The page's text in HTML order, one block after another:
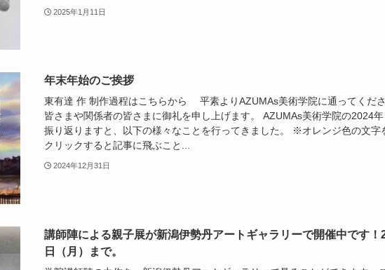
2025年1月11日
年末年始のご挨拶
東有達 作 制作過程はこちらから 平素よりAZUMAs美術学院に通ってくだ
皆さまや関係者の皆さまに御礼を申し上げます。 AZUMAs美術学院の2024年
振り返りますと、以下の様々なことを行ってきました。 ※オレンジ色の文字
クリックすると記事に飛ぶこと...
2024年12月31日
講師陣による親子展が新潟伊勢丹アートギャラリーで開催中です！
日（月）まで。